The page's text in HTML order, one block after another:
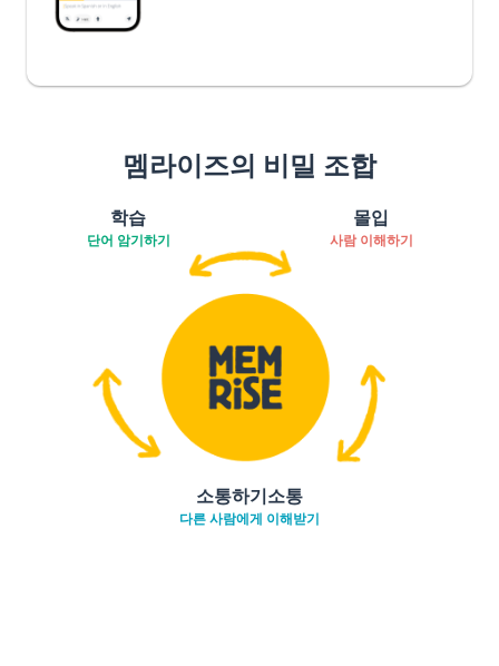
멤라이즈의 비밀 조합
학습
단어 암기하기
몰입
사람 이해하기
소통하기소통
다른 사람에게 이해받기